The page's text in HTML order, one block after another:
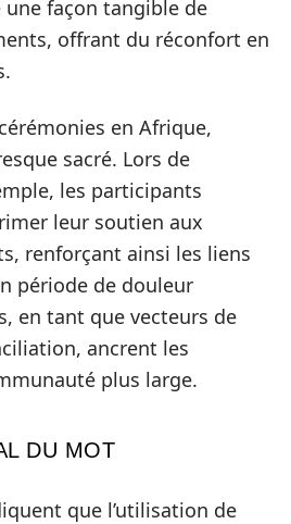
façon tangible de
offrant du réconfort en
en Afrique,
sacré. Lors de
les participants
leur soutien aux
renforçant ainsi les liens
période de douleur
en tant que vecteurs de
ancrent les
plus large.
DU MOT
que l’utilisation de